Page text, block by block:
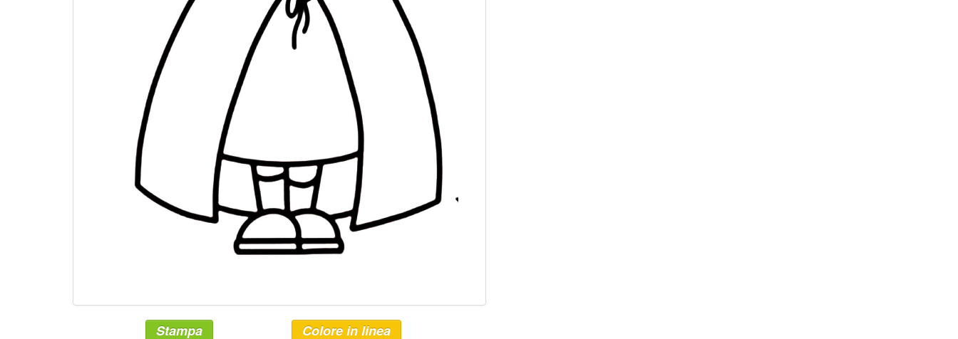
Stampa Colore in linea